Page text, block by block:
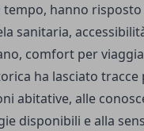
tempo, hanno risposto
sanitaria,
comfort per
ha lasciato tracce
abitative, alle
disponibili e alla